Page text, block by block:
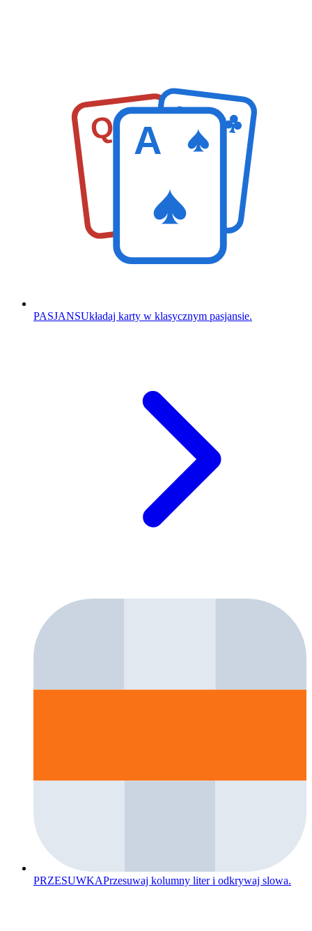
Q K
A
PASJANSUkładaj karty w klasycznym pasjansie.
PRZESUWKAPrzesuwaj kolumny liter i odkrywaj slowa.